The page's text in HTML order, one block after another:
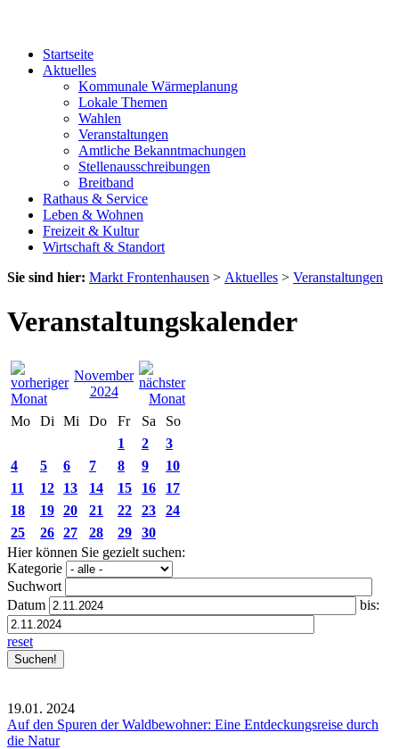
Startseite
Aktuelles
Kommunale Wärmeplanung
Lokale Themen
Wahlen
Veranstaltungen
Amtliche Bekanntmachungen
Stellenausschreibungen
Breitband
Rathaus & Service
Leben & Wohnen
Freizeit & Kultur
Wirtschaft & Standort
Sie sind hier: Markt Frontenhausen > Aktuelles > Veranstaltungen
Veranstaltungskalender
November
2024
Mo
Di Mi Do Fr Sa
So
1
2
3
4
5 6 7 8 9
10
11
12 13 14 15 16
17
18
19 20 21 22 23
24
25
26 27 28 29
30
Hier können Sie gezielt suchen:
Kategorie
Suchwort
Datum
bis:
reset
19.01. 2024
Auf den Spuren der Waldbewohner: Eine Entdeckungsreise durch
die Natur